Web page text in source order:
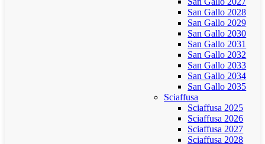
San Gallo 2028
San Gallo 2029
San Gallo 2030
San Gallo 2031
San Gallo 2032
San Gallo 2033
San Gallo 2034
San Gallo 2035
Sciaffusa
Sciaffusa 2025
Sciaffusa 2026
Sciaffusa 2027
Sciaffusa 2028